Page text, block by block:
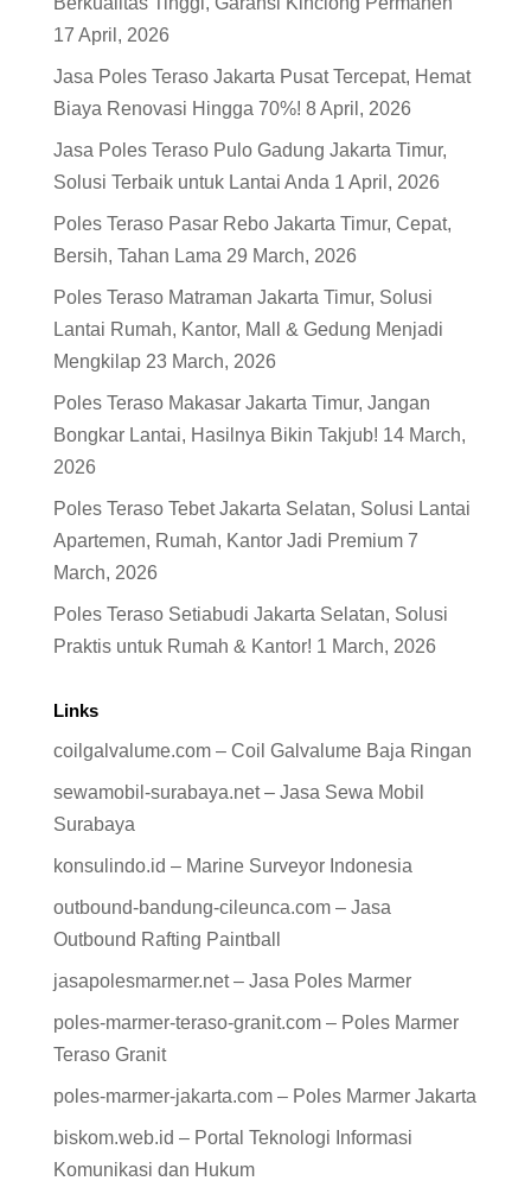
17 April, 2026
Jasa Poles Teraso Jakarta Pusat Tercepat, Hemat
Biaya Renovasi Hingga 70%! 8 April, 2026
Jasa Poles Teraso Pulo Gadung Jakarta Timur,
Solusi Terbaik untuk Lantai Anda 1 April, 2026
Poles Teraso Pasar Rebo Jakarta Timur, Cepat,
Bersih, Tahan Lama 29 March, 2026
Poles Teraso Matraman Jakarta Timur, Solusi
Lantai Rumah, Kantor, Mall & Gedung Menjadi
Mengkilap 23 March, 2026
Poles Teraso Makasar Jakarta Timur, Jangan
Bongkar Lantai, Hasilnya Bikin Takjub! 14 March,
2026
Poles Teraso Tebet Jakarta Selatan, Solusi Lantai
Apartemen, Rumah, Kantor Jadi Premium 7
March, 2026
Poles Teraso Setiabudi Jakarta Selatan, Solusi
Praktis untuk Rumah & Kantor! 1 March, 2026
Links
coilgalvalume.com – Coil Galvalume Baja Ringan
sewamobil-surabaya.net – Jasa Sewa Mobil
Surabaya
konsulindo.id – Marine Surveyor Indonesia
outbound-bandung-cileunca.com – Jasa
Outbound Rafting Paintball
jasapolesmarmer.net – Jasa Poles Marmer
poles-marmer-teraso-granit.com – Poles Marmer
Teraso Granit
poles-marmer-jakarta.com – Poles Marmer Jakarta
biskom.web.id – Portal Teknologi Informasi
Komunikasi dan Hukum